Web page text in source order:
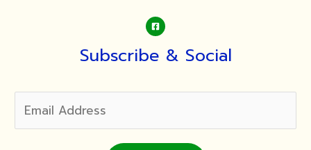
Subscribe & Social